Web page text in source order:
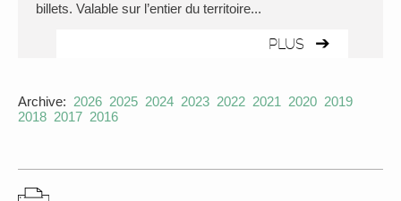
billets. Valable sur l’entier du territoire...
PLUS
Archive: 2026 2025 2024 2023 2022 2021 2020 2019
2018 2017 2016